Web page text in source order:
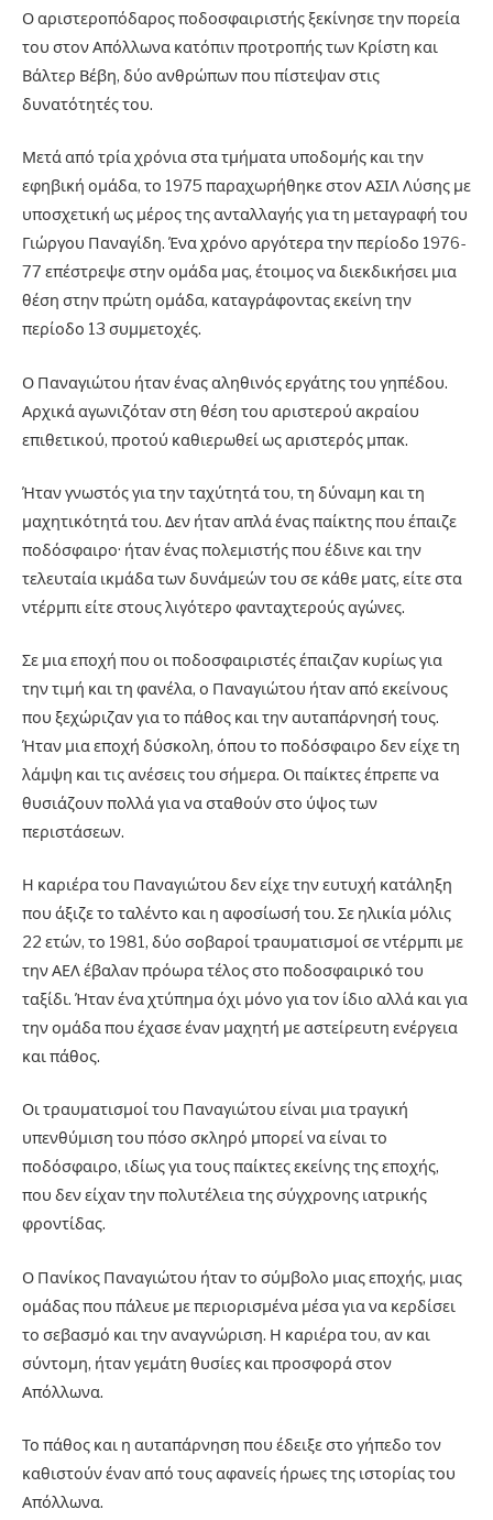
Ο αριστεροπόδαρος ποδοσφαιριστής ξεκίνησε την πορεία
του στον Απόλλωνα κατόπιν προτροπής των Κρίστη και
Βάλτερ Βέβη, δύο ανθρώπων που πίστεψαν στις
δυνατότητές του.
Μετά από τρία χρόνια στα τμήματα υποδομής και την
εφηβική ομάδα, το 1975 παραχωρήθηκε στον ΑΣΙΛ Λύσης με
υποσχετική ως μέρος της ανταλλαγής για τη μεταγραφή του
Γιώργου Παναγίδη. Ένα χρόνο αργότερα την περίοδο 1976-
77 επέστρεψε στην ομάδα μας, έτοιμος να διεκδικήσει μια
θέση στην πρώτη ομάδα, καταγράφοντας εκείνη την
περίοδο 13 συμμετοχές.
Ο Παναγιώτου ήταν ένας αληθινός εργάτης του γηπέδου.
Αρχικά αγωνιζόταν στη θέση του αριστερού ακραίου
επιθετικού, προτού καθιερωθεί ως αριστερός μπακ.
Ήταν γνωστός για την ταχύτητά του, τη δύναμη και τη
μαχητικότητά του. Δεν ήταν απλά ένας παίκτης που έπαιζε
ποδόσφαιρο· ήταν ένας πολεμιστής που έδινε και την
τελευταία ικμάδα των δυνάμεών του σε κάθε ματς, είτε στα
ντέρμπι είτε στους λιγότερο φανταχτερούς αγώνες.
Σε μια εποχή που οι ποδοσφαιριστές έπαιζαν κυρίως για
την τιμή και τη φανέλα, ο Παναγιώτου ήταν από εκείνους
που ξεχώριζαν για το πάθος και την αυταπάρνησή τους.
Ήταν μια εποχή δύσκολη, όπου το ποδόσφαιρο δεν είχε τη
λάμψη και τις ανέσεις του σήμερα. Οι παίκτες έπρεπε να
θυσιάζουν πολλά για να σταθούν στο ύψος των
περιστάσεων.
Η καριέρα του Παναγιώτου δεν είχε την ευτυχή κατάληξη
που άξιζε το ταλέντο και η αφοσίωσή του. Σε ηλικία μόλις
22 ετών, το 1981, δύο σοβαροί τραυματισμοί σε ντέρμπι με
την ΑΕΛ έβαλαν πρόωρα τέλος στο ποδοσφαιρικό του
ταξίδι. Ήταν ένα χτύπημα όχι μόνο για τον ίδιο αλλά και για
την ομάδα που έχασε έναν μαχητή με αστείρευτη ενέργεια
και πάθος.
Οι τραυματισμοί του Παναγιώτου είναι μια τραγική
υπενθύμιση του πόσο σκληρό μπορεί να είναι το
ποδόσφαιρο, ιδίως για τους παίκτες εκείνης της εποχής,
που δεν είχαν την πολυτέλεια της σύγχρονης ιατρικής
φροντίδας.
Ο Πανίκος Παναγιώτου ήταν το σύμβολο μιας εποχής, μιας
ομάδας που πάλευε με περιορισμένα μέσα για να κερδίσει
το σεβασμό και την αναγνώριση. Η καριέρα του, αν και
σύντομη, ήταν γεμάτη θυσίες και προσφορά στον
Απόλλωνα.
Το πάθος και η αυταπάρνηση που έδειξε στο γήπεδο τον
καθιστούν έναν από τους αφανείς ήρωες της ιστορίας του
Απόλλωνα.